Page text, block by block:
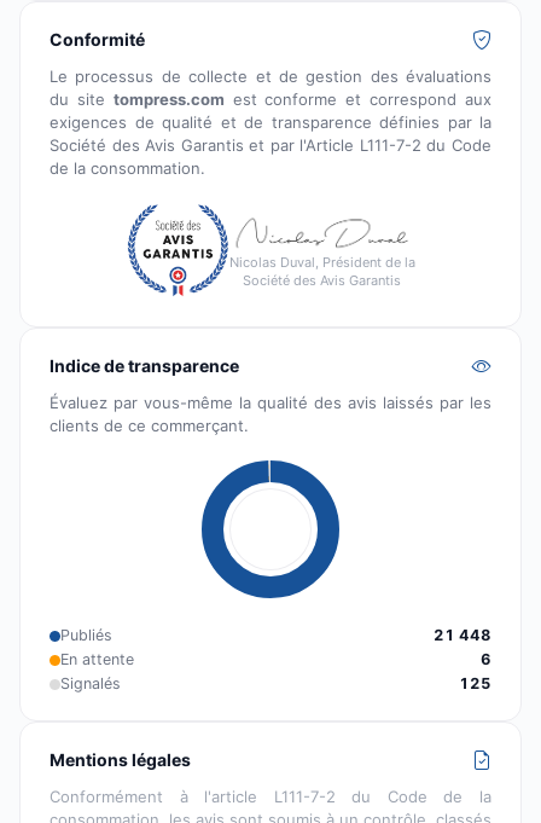
Conformité
Le processus de collecte et de gestion des évaluations
du site tompress.com est conforme et correspond aux
exigences de qualité et de transparence définies par la
Société des Avis Garantis et par l'Article L111-7-2 du Code
de la consommation.
Nicolas Duval, Président de la
Société des Avis Garantis
Indice de transparence
Évaluez par vous-même la qualité des avis laissés par les
clients de ce commerçant.
Publiés
21 448
En attente
6
Signalés
125
Mentions légales
Conformément à l'article L111-7-2 du Code de la